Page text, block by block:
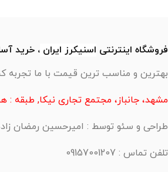
فروشگاه اینترنتی اسنیکرز ایران ، خرید
بهترین و مناسب ترین قیمت با ما تجربه
مشهد، جانباز، مجتمع تجاری نیکا, طبقه
طراحی و سئو توسط : امیرحسین رمضان زاده | 09216007626 (
تلفن تماس : 09157001207